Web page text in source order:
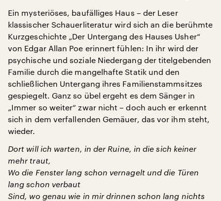
Ein mysteriöses, baufälliges Haus – der Leser
klassischer Schauerliteratur wird sich an die berühmte
Kurzgeschichte „Der Untergang des Hauses Usher“
von Edgar Allan Poe erinnert fühlen: In ihr wird der
psychische und soziale Niedergang der titelgebenden
Familie durch die mangelhafte Statik und den
schließlichen Untergang ihres Familienstammsitzes
gespiegelt. Ganz so übel ergeht es dem Sänger in
„Immer so weiter“ zwar nicht – doch auch er erkennt
sich in dem verfallenden Gemäuer, das vor ihm steht,
wieder.
Dort will ich warten, in der Ruine, in die sich keiner
mehr traut,
Wo die Fenster lang schon vernagelt und die Türen
lang schon verbaut
Sind, wo genau wie in mir drinnen schon lang nichts